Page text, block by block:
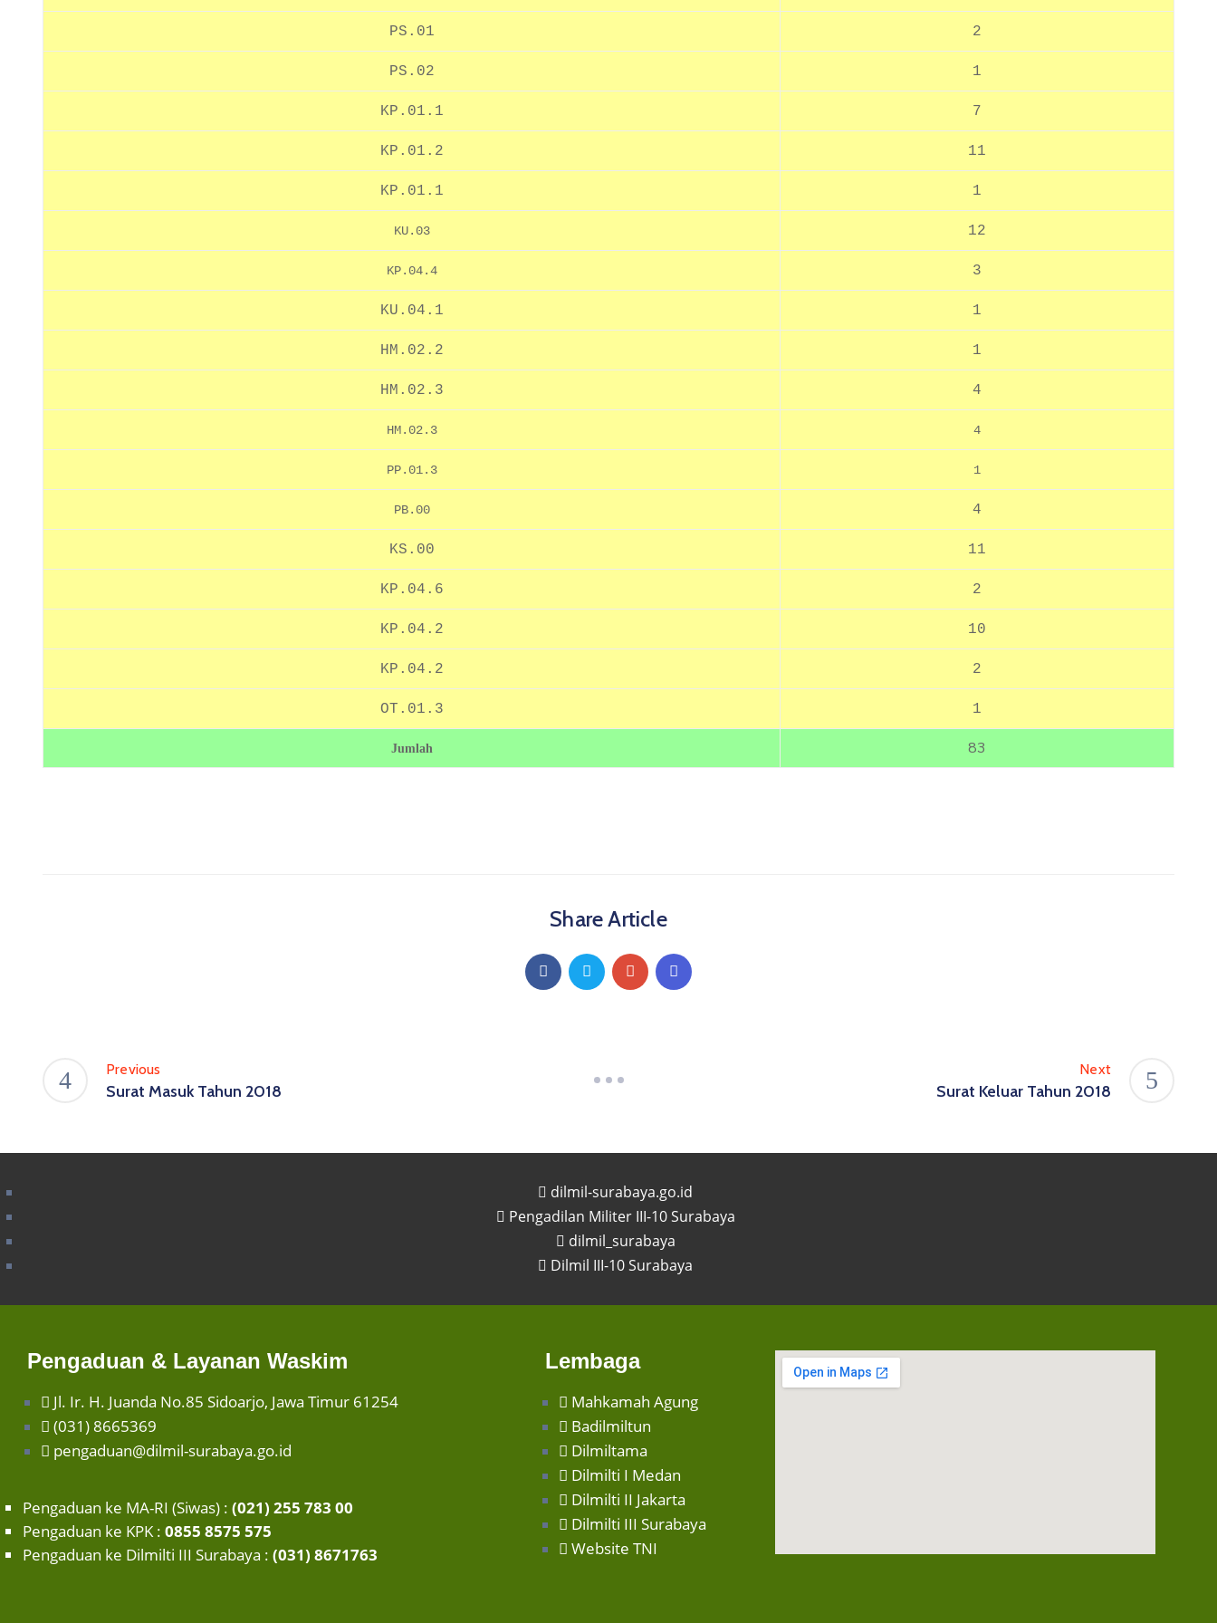
PS.01 2
PS.02 1
KP.01.1 7
KP.01.2 11
KP.01.1 1
KU.03 12
KP.04.4 3
KU.04.1 1
HM.02.2 1
HM.02.3 4
HM.02.3 4
PP.01.3 1
PB.00 4
KS.00 11
KP.04.6 2
KP.04.2 10
KP.04.2 2
OT.01.3 1
Jumlah 83
Share Article
Previous
Surat Masuk Tahun 2018
Next
Surat Keluar Tahun 2018
dilmil-surabaya.go.id
Pengadilan Militer III-10 Surabaya
dilmil_surabaya
Dilmil III-10 Surabaya
Pengaduan & Layanan Waskim
Jl. Ir. H. Juanda No.85 Sidoarjo, Jawa Timur 61254
(031) 8665369
pengaduan@dilmil-surabaya.go.id
Pengaduan ke MA-RI (Siwas) : (021) 255 783 00
Pengaduan ke KPK : 0855 8575 575
Pengaduan ke Dilmilti III Surabaya : (031) 8671763
Lembaga
Mahkamah Agung
Badilmiltun
Dilmiltama
Dilmilti I Medan
Dilmilti II Jakarta
Dilmilti III Surabaya
Website TNI